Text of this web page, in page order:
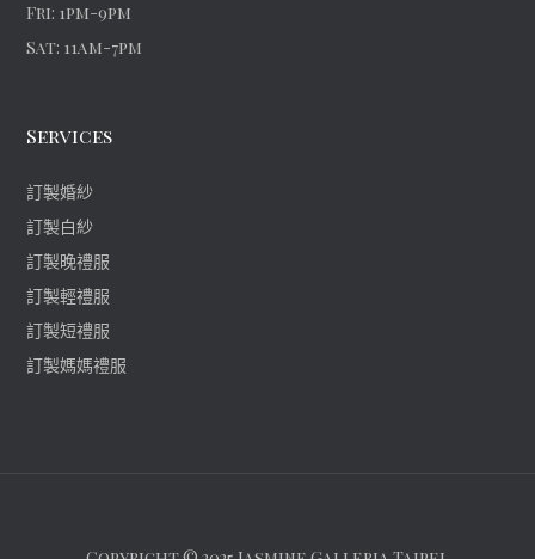
Fri: 1pm-9pm
Sat: 11am-7pm
Services
訂製婚紗
訂製白紗
訂製晚禮服
訂製輕禮服
訂製短禮服
訂製媽媽禮服